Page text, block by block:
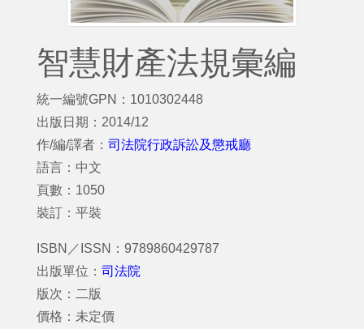
智慧財產法規彙編
統一編號GPN：1010302448
出版日期：2014/12
作/編/譯者： 司法院行政訴訟及懲戒廳
語言：中文
頁數：1050
裝訂：平裝
ISBN／ISSN：9789860429787
出版單位： 司法院
版次：二版
價格：未定價